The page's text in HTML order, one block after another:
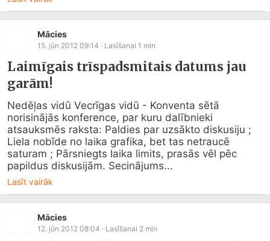
Mācies
15. jūn 2012 09:14 · Lasīšanai 1 min
Laimīgais trīspadsmitais datums jau
garām!
Nedēļas vidū Vecrīgas vidū - Konventa sētā
norisinājās konference, par kuru dalībnieki
atsauksmēs raksta: Paldies par uzsākto diskusiju ;
Liela nobīde no laika grafika, bet tas netraucē
saturam ; Pārsniegts laika limits, prasās vēl pēc
papildus diskusijām. Secinājums...
Lasīt vairāk
Mācies
12. jūn 2012 08:04 · Lasīšanai 2 min